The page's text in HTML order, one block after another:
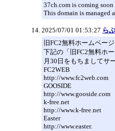
37ch.com is coming soon
This domain is managed
2025/07/01 01:53:27 ら
旧FC2無料ホームペー
下記の「旧FC2無料ホ
月30日をもちましてサ
FC2WEB
http://www.fc2web.com
GOOSIDE
http://www.gooside.com
k-free.net
http://www.k-free.net
Easter
http://www.easter.